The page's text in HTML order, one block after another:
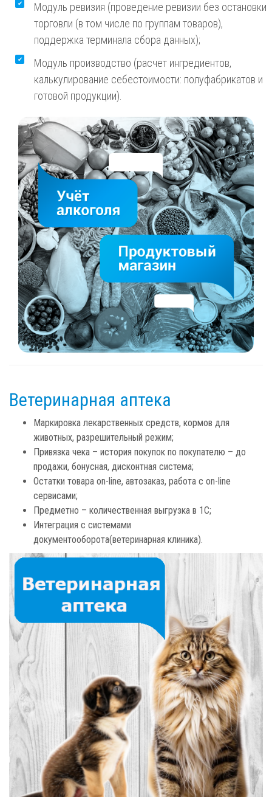
Модуль ревизия (проведение ревизии без остановки
торговли (в том числе по группам товаров),
поддержка терминала сбора данных);
Модуль производство (расчет ингредиентов,
калькулирование себестоимости: полуфабрикатов и
готовой продукции).
Ветеринарная аптека
Маркировка лекарственных средств, кормов для
животных, разрешительный режим;
Привязка чека – история покупок по покупателю – до
продажи, бонусная, дисконтная система;
Остатки товара on-line, автозаказ, работа с on-line
сервисами;
Предметно – количественная выгрузка в 1С;
Интеграция с системами
документооборота(ветеринарная клиника).